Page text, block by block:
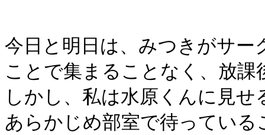
今日と明日は、みつきがサ
ことで集まることなく、放課
しかし、私は水原くんに見
あらかじめ部室で待ってい